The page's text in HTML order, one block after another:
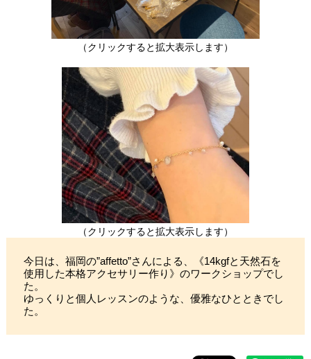
（クリックすると拡大表示します）
（クリックすると拡大表示します）
今日は、福岡の”affetto”さんによる、《14kgfと天然石を
使用した本格アクセサリー作り》のワークショップでし
た。
ゆっくりと個人レッスンのような、優雅なひとときでし
た。